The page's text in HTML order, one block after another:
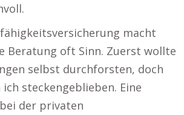
macht
Beratung oft Sinn. Zuerst wollte
selbst durchforsten, doch
steckengeblieben. Eine
der privaten